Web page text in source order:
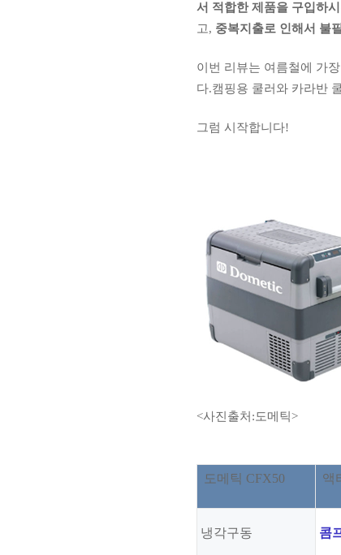
서 적합한 제품을 구입하
고, 중복지출로 인해서 불
이번 리뷰는 여름철에 가
다.캠핑용 쿨러와 카라반
그럼 시작합니다!
<사진출처:도메틱>
도메틱 CFX50 액
냉각구동 콤